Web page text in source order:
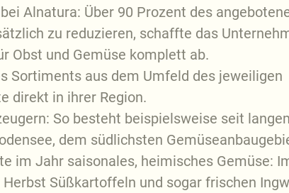
Alnatura: Über 90 Prozent des
zu reduzieren, schaffte das
Obst und Gemüse komplett ab.
Sortiments aus dem Umfeld des jeweiligen
direkt in ihrer Region.
So besteht beispielsweise seit
dem südlichsten
im Jahr saisonales, heimisches Gemüse:
Süßkartoffeln und sogar frischen